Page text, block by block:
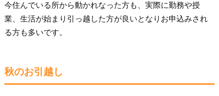
今住んでいる所から動かれなった方も、実際に勤務や授
業、生活が始まり引っ越した方が良いとなりお申込みされ
る方も多いです。
秋のお引越し